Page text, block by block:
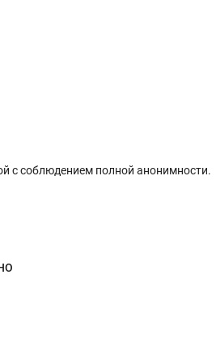
с соблюдением полной анонимности.